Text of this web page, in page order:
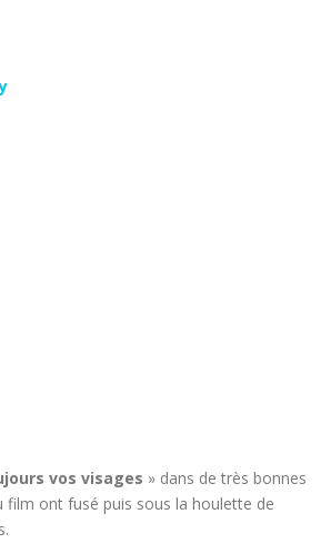
vos visages » dans de très bonnes
film ont fusé puis sous la houlette de